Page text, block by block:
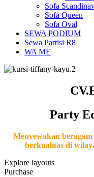
Sofa
Sofa Queen
Sofa Oval
SEWA PODIUM
Sewa Partisi R8
WA ME
Party
Menyewakan
berkualitas di
Explore layouts
Purchase